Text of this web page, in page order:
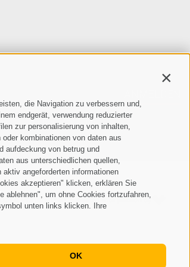
die Navigation zu verbessern und,
endgerät, verwendung reduzierter
zur personalisierung von inhalten,
kombinationen von daten aus
aufdeckung von betrug und
aus unterschiedlichen quellen,
angeforderten informationen
akzeptieren" klicken, erklären Sie
ablehnen", um ohne Cookies fortzufahren,
unten links klicken. Ihre
OK
personenbezogenen
Präferenzen created with passion by